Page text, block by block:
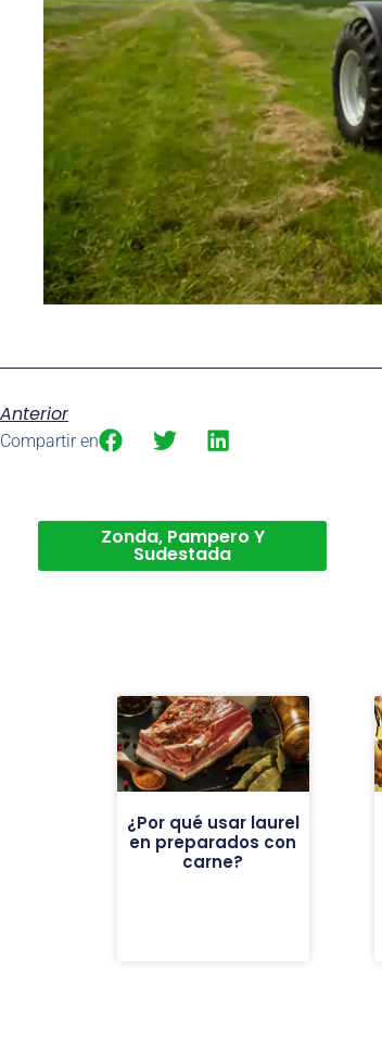
Anterior
Compartir en
Zonda, Pampero Y
Sudestada
¿Por qué usar laurel
en preparados con
carne?